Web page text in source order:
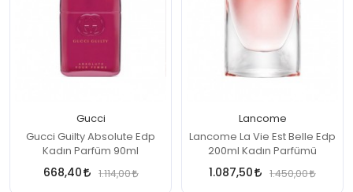
Gucci
Gucci Guilty Absolute Edp
Kadın Parfüm 90ml
668,40 1.114,00
Lancome
Lancome La Vie Est Belle Edp
200ml Kadın Parfümü
1.087,50 1.450,00